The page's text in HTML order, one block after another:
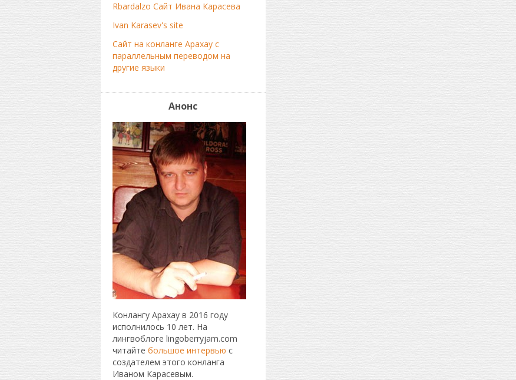
Rbardalzo Сайт Ивана Карасева
Ivan Karasev's site
Сайт на конланге Арахау с
параллельным переводом на
другие языки
Анонс
Конлангу Арахау в 2016 году
исполнилось 10 лет. На
лингвоблоге lingoberryjam.com
читайте большое интервью с
создателем этого конланга
Иваном Карасевым.